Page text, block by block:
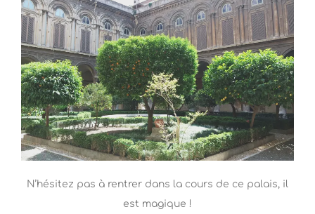
N’hésitez pas à rentrer dans la cours de ce palais, il
est magique !